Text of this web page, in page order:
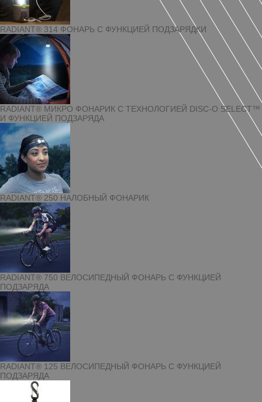
RADIANT® 314 ФОНАРЬ С ФУНКЦИЕЙ ПОДЗАРЯДКИ
RADIANT® МИКРО ФОНАРИК С ТЕХНОЛОГИЕЙ DISC-O SELECT™
И ФУНКЦИЕЙ ПОДЗАРЯДА
RADIANT® 250 НАЛОБНЫЙ ФОНАРИК
RADIANT® 750 ВЕЛОСИПЕДНЫЙ ФОНАРЬ С ФУНКЦИЕЙ
ПОДЗАРЯДА
RADIANT® 125 ВЕЛОСИПЕДНЫЙ ФОНАРЬ С ФУНКЦИЕЙ
ПОДЗАРЯДА